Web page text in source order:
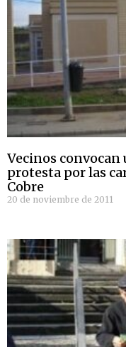
Vecinos
protesta por las
Cobre
20 de noviembre de 2011